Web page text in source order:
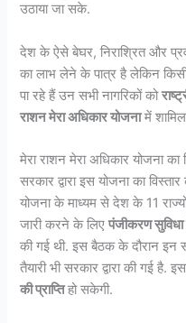
उठाया जा सके.
देश के ऐसे बेघर, निराश्रित और
का लाभ लेने के पात्र है लेकिन
पा रहे हैं उन सभी नागरिकों को
राशन मेरा अधिकार योजनामें शामिल
मेरा राशन मेरा अधिकार योजना का
सरकार द्वारा इस योजना का
योजना के माध्यम से देश के 11
जारी करने के लिएपंजीकरण
की गई थी. इस बैठक के दौरान इन
तैयारी भी सरकार द्वारा की गई है.
की प्राप्तिहो सकेगी.